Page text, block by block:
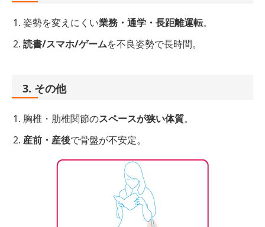
姿勢を変えにくい業務・通学・長距離運転。
読書/スマホ/ゲームを不良姿勢で長時間。
3. その他
胸椎・肋椎関節のスペースが狭い体質。
産前・産後で骨盤が不安定。